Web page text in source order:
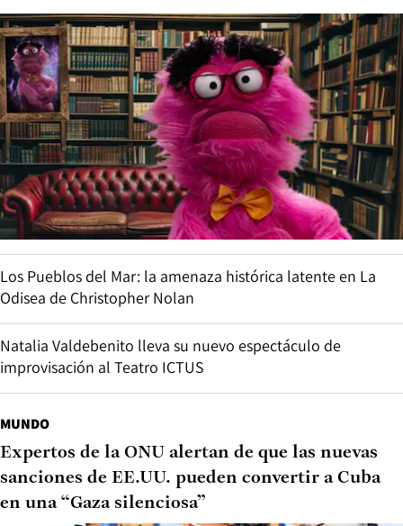
Los Pueblos del Mar: la amenaza histórica latente en La
Odisea de Christopher Nolan
Natalia Valdebenito lleva su nuevo espectáculo de
improvisación al Teatro ICTUS
MUNDO
Expertos de la ONU alertan de que las nuevas
sanciones de EE.UU. pueden convertir a Cuba
en una “Gaza silenciosa”